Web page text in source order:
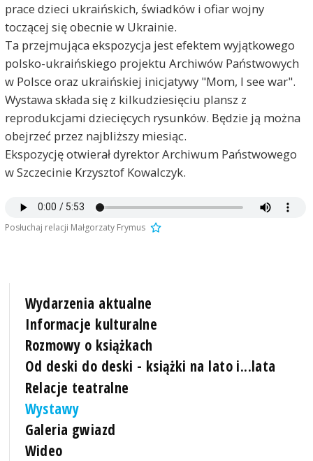
prace dzieci ukraińskich, świadków i ofiar wojny
toczącej się obecnie w Ukrainie.
Ta przejmująca ekspozycja jest efektem wyjątkowego
polsko-ukraińskiego projektu Archiwów Państwowych
w Polsce oraz ukraińskiej inicjatywy "Mom, I see war".
Wystawa składa się z kilkudziesięciu plansz z
reprodukcjami dziecięcych rysunków. Będzie ją można
obejrzeć przez najbliższy miesiąc.
Ekspozycję otwierał dyrektor Archiwum Państwowego
w Szczecinie Krzysztof Kowalczyk.
Posłuchaj relacji Małgorzaty Frymus
Wydarzenia aktualne
Informacje kulturalne
Rozmowy o książkach
Od deski do deski - książki na lato i...lata
Relacje teatralne
Wystawy
Galeria gwiazd
Wideo